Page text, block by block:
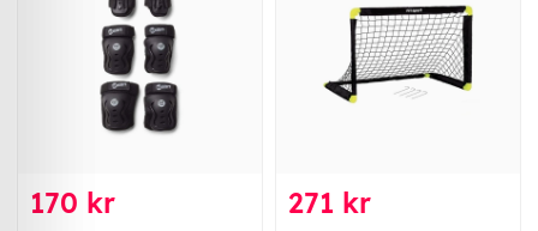
170 kr 271 kr